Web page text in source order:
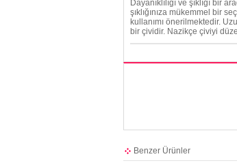
Dayanıklılığı ve şıklığı
şıklığınıza mükemmel bir
kullanımı önerilmektedir.
bir çividir. Nazikçe çiviyi
Benzer Ürünler